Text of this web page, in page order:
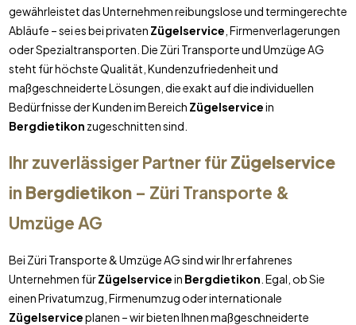
gewährleistet das Unternehmen reibungslose und termingerechte
Abläufe – sei es bei privaten Zügelservice , Firmenverlagerungen
oder Spezialtransporten. Die Züri Transporte und Umzüge AG
steht für höchste Qualität, Kundenzufriedenheit und
maßgeschneiderte Lösungen, die exakt auf die individuellen
Bedürfnisse der Kunden im Bereich Zügelservicein
Bergdietikon zugeschnitten sind.
Ihr zuverlässiger Partner fürZügelservice
in Bergdietikon– Züri Transporte &
Umzüge AG
Bei Züri Transporte & Umzüge AG sind wir Ihr erfahrenes
Unternehmen fürZügelservicein Bergdietikon . Egal, ob Sie
einen Privatumzug, Firmenumzug oder internationale
Zügelserviceplanen – wir bieten Ihnen maßgeschneiderte